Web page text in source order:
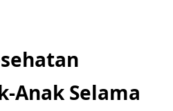
Anak Selama